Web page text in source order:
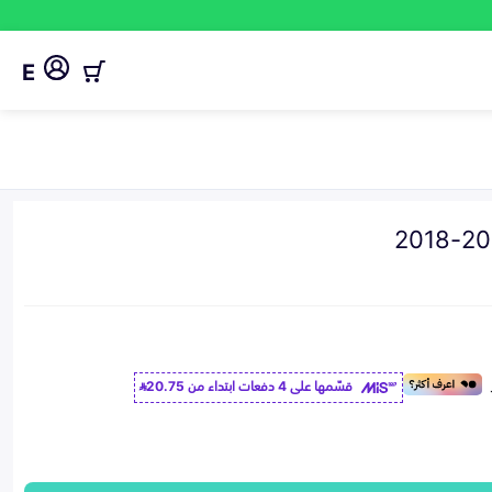
E
قسّمها على 4 دفعات ابتداء من 20.75